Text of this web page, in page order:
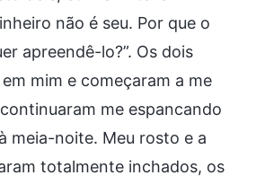
não é seu. Por que o
apreendê-lo?”. Os dois
mim e começaram a me
me espancando
meia-noite. Meu rosto e a
totalmente inchados, os